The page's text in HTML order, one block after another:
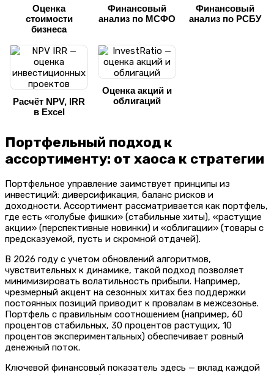
Оценка
стоимости
бизнеса
Финансовый
анализ по МСФО
Финансовый
анализ по РСБУ
Расчёт NPV, IRR
в Excel
Оценка акций и
облигаций
Портфельный подход к
ассортименту: от хаоса к стратегии
Портфельное управление заимствует принципы из
инвестиций: диверсификация, баланс рисков и
доходности. Ассортимент рассматривается как портфель,
где есть «голубые фишки» (стабильные хиты), «растущие
акции» (перспективные новинки) и «облигации» (товары с
предсказуемой, пусть и скромной отдачей).
В 2026 году с учетом обновлений алгоритмов,
чувствительных к динамике, такой подход позволяет
минимизировать волатильность прибыли. Например,
чрезмерный акцент на сезонных хитах без поддержки
постоянных позиций приводит к провалам в межсезонье.
Портфель с правильным соотношением (например, 60
процентов стабильных, 30 процентов растущих, 10
процентов экспериментальных) обеспечивает ровный
денежный поток.
Ключевой финансовый показатель здесь — вклад каждой